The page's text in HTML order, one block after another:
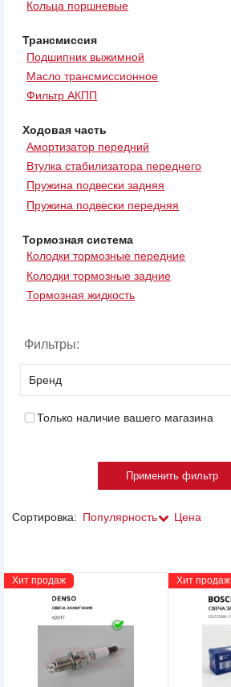
Кольца поршневые
Трансмиссия
Подшипник выжимной
Масло трансмиссионное
Фильтр АКПП
Ходовая часть
Амортизатор передний
Втулка стабилизатора переднего
Пружина подвески задняя
Пружина подвески передняя
Тормозная система
Колодки тормозные передние
Колодки тормозные задние
Тормозная жидкость
Фильтры:
Бренд
Только наличие вашего магазина
Сортировка: Популярность Цена
Хит продаж Хит продаж